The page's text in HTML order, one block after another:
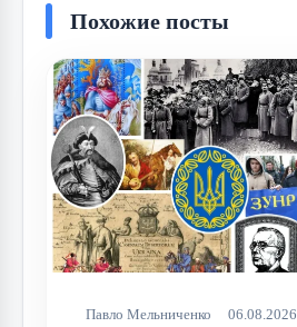
Похожие посты
Павло Мельниченко 06.08.2026